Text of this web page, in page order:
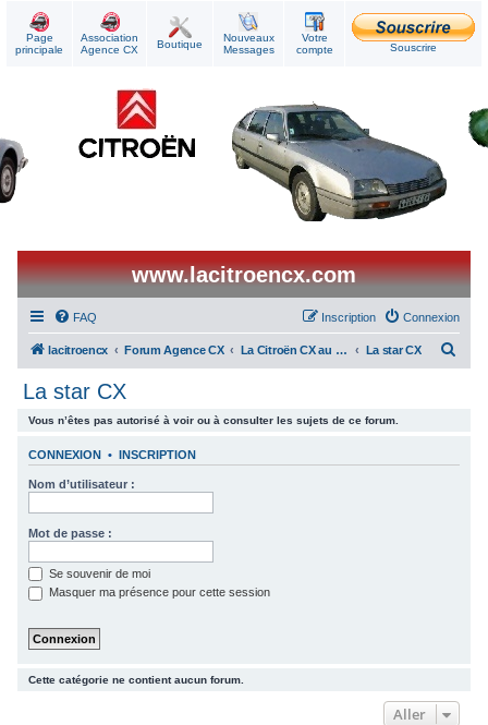
Page
principale
Association
Agence CX
Boutique
Nouveaux
Messages
Votre
compte
Souscrire
www.lacitroencx.com
FAQ Connexion
Inscription
lacitroencx Forum Agence CX La Citroën CX au quotidien La star CX
La star CX
Vous n’êtes pas autorisé à voir ou à consulter les sujets de ce forum.
CONNEXION • INSCRIPTION
Nom d’utilisateur :
Mot de passe :
Se souvenir de moi
Masquer ma présence pour cette session
Cette catégorie ne contient aucun forum.
Aller